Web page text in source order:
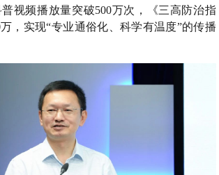
视频播放量突破500万次，《三高防治指
，实现“专业通俗化、科学有温度”的传播